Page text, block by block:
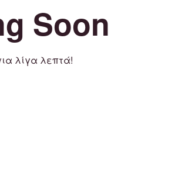
Soon
λίγα λεπτά!